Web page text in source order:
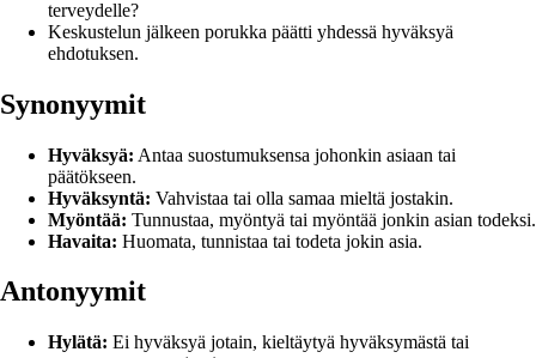
terveydelle?
Keskustelun jälkeen porukka päätti yhdessä hyväksyä
ehdotuksen.
Synonyymit
Hyväksyä: Antaa suostumuksensa johonkin asiaan tai
päätökseen.
Hyväksyntä: Vahvistaa tai olla samaa mieltä jostakin.
Myöntää: Tunnustaa, myöntyä tai myöntää jonkin asian todeksi.
Havaita: Huomata, tunnistaa tai todeta jokin asia.
Antonyymit
Hylätä: Ei hyväksyä jotain, kieltäytyä hyväksymästä tai